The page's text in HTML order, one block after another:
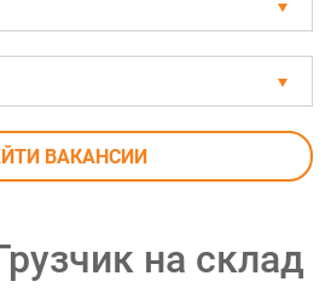
ВАКАНСИИ
на склад